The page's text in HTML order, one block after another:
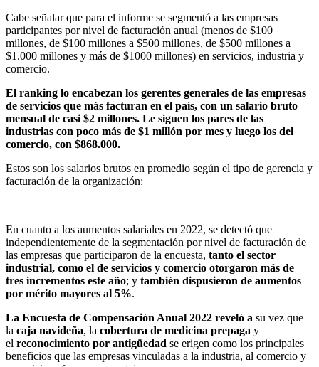
Cabe señalar que para el informe se segmentó a las empresas
participantes por nivel de facturación anual (menos de $100
millones, de $100 millones a $500 millones, de $500 millones a
$1.000 millones y más de $1000 millones) en servicios, industria y
comercio.
El ranking lo encabezan los gerentes generales de las empresas
de servicios que más facturan en el país, con un salario bruto
mensual de casi $2 millones. Le siguen los pares de las
industrias con poco más de $1 millón por mes y luego los del
comercio, con $868.000.
Estos son los salarios brutos en promedio según el tipo de gerencia y
facturación de la organización:
En cuanto a los aumentos salariales en 2022, se detectó que
independientemente de la segmentación por nivel de facturación de
las empresas que participaron de la encuesta, tanto el sector
industrial, como el de servicios y comercio otorgaron más de
tres incrementos este año; y también dispusieron de aumentos
por mérito mayores al 5%.
La Encuesta de Compensación Anual 2022 reveló a su vez que
la caja navideña, la cobertura de medicina prepaga y
el reconocimiento por antigüedad se erigen como los principales
beneficios que las empresas vinculadas a la industria, al comercio y